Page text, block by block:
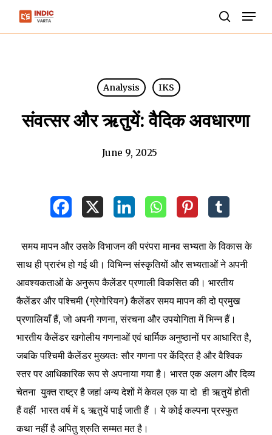
Skip
Analysis IKS
संवत्सर और ऋतुयें: वैदिक अवधारणा
June 9, 2025
समय मापन और उसके विभाजन की परंपरा मानव सभ्यता के विकास के
साथ ही प्रारंभ हो गई थी। विभिन्न संस्कृतियों और सभ्यताओं ने अपनी
आवश्यकताओं के अनुरूप कैलेंडर प्रणाली विकसित की। भारतीय
कैलेंडर और पश्चिमी (ग्रेगोरियन) कैलेंडर समय मापन की दो प्रमुख
प्रणालियाँ हैं, जो अपनी गणना, संरचना और उपयोगिता में भिन्न हैं।
भारतीय कैलेंडर खगोलीय गणनाओं एवं धार्मिक अनुष्ठानों पर आधारित है,
जबकि पश्चिमी कैलेंडर मुख्यतः सौर गणना पर केंद्रित है और वैश्विक
स्तर पर आधिकारिक रूप से अपनाया गया है। भारत एक अलग और दिव्य
चेतना युक्त राष्ट्र है जहां अन्य देशों में केवल एक या दो ही ऋतुयें होती
हैं वहीं भारत वर्ष में ६ ऋतुयें पाई जाती हैं । ये कोई कल्पना प्रस्फुत
कथा नहीं है अपितु श्रुति सम्मत मत है।